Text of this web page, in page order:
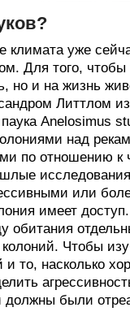
уже
Для того, чтобы
но и на жизнь
Литтлом
Anelosimus
над
по отношению к
или
имеет доступ.
обитания
Чтобы
то, насколько
были